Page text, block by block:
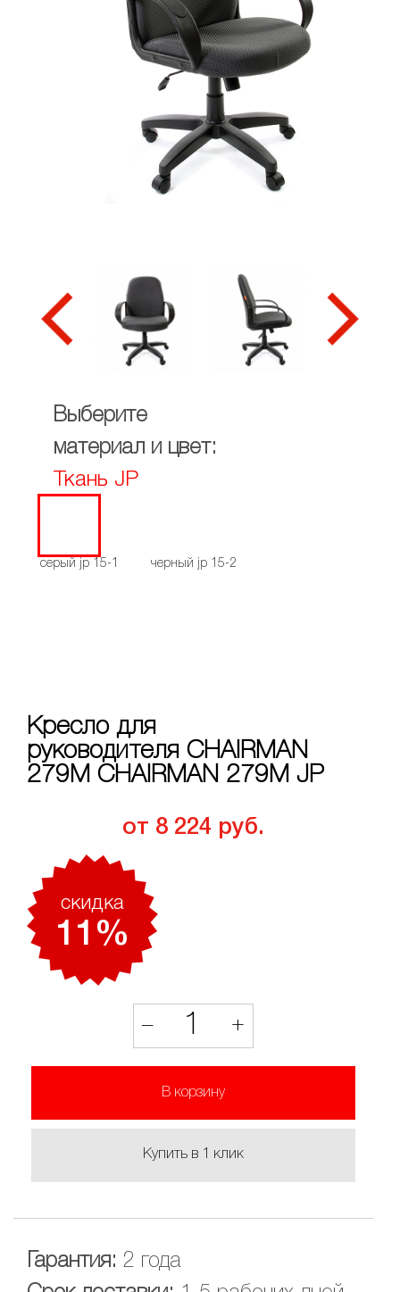
Выберите
материал и цвет:
Ткань JP
серый jp 15-1 черный jp 15-2
Кресло для
руководителя CHAIRMAN
279M CHAIRMAN 279M JP
от 8 224 руб.
скидкa
11%
– 1 +
В корзину
Купить в 1 клик
Гарантия: 2 года